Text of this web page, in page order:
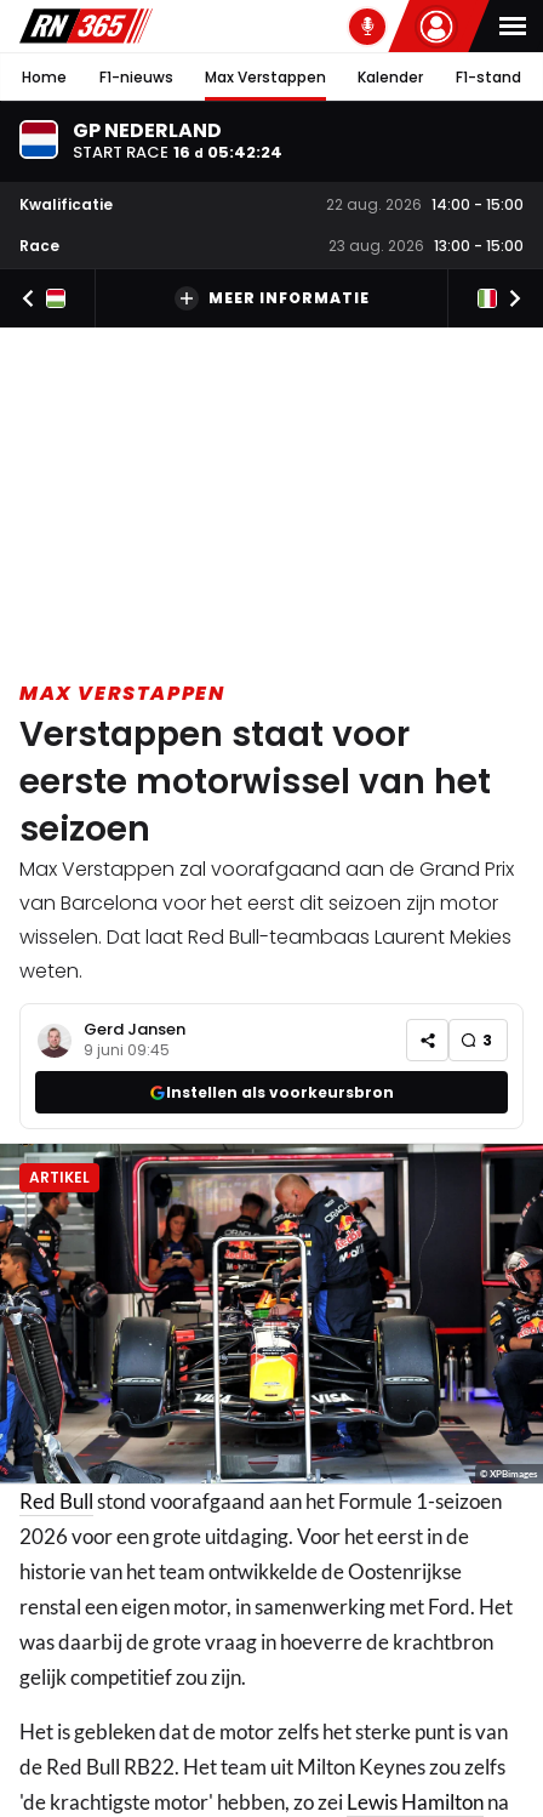
Home F1-nieuws Max Verstappen Kalender F1-stand
GP NEDERLAND
START RACE 16 d 05:42:23
Kwalificatie 22 aug. 2026 14:00 - 15:00
Race
23 aug. 2026 13:00 - 15:00
MEER INFORMATIE
MAX VERSTAPPEN
Verstappen staat voor
eerste motorwissel van het
seizoen
Max Verstappen zal voorafgaand aan de Grand Prix
van Barcelona voor het eerst dit seizoen zijn motor
wisselen. Dat laat Red Bull-teambaas Laurent Mekies
weten.
Gerd Jansen
9 juni 09:45 3
Instellen als voorkeursbron
ARTIKEL
© XPBimages
Red Bullstond voorafgaand aan het Formule 1-seizoen
2026 voor een grote uitdaging. Voor het eerst in de
historie van het team ontwikkelde de Oostenrijkse
renstal een eigen motor, in samenwerking met Ford. Het
was daarbij de grote vraag in hoeverre de krachtbron
gelijk competitief zou zijn.
Het is gebleken dat de motor zelfs het sterke punt is van
de Red Bull RB22. Het team uit Milton Keynes zou zelfs
'de krachtigste motor' hebben, zo zeiLewis Hamiltonna